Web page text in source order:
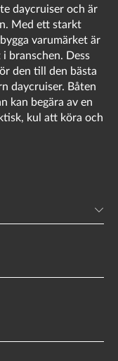
daycruiser och är
Med ett starkt
varumärket är
branschen. Dess
den till den bästa
daycruiser. Båten
kan begära av en
kul att köra och